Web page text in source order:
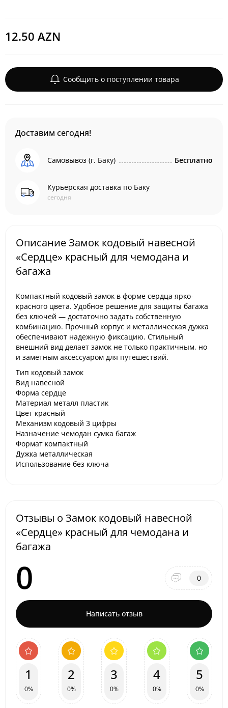
12.50 AZN
Сообщить о поступлении товара
Доставим сегодня!
Самовывоз (г. Баку) Бесплатно
Курьерская доставка по Баку
сегодня
Описание Замок кодовый навесной
«Сердце» красный для чемодана и
багажа
Компактный кодовый замок в форме сердца ярко-
красного цвета. Удобное решение для защиты багажа
без ключей — достаточно задать собственную
комбинацию. Прочный корпус и металлическая дужка
обеспечивают надежную фиксацию. Стильный
внешний вид делает замок не только практичным, но
и заметным аксессуаром для путешествий.
Тип кодовый замок
Вид навесной
Форма сердце
Материал металл пластик
Цвет красный
Механизм кодовый 3 цифры
Назначение чемодан сумка багаж
Формат компактный
Дужка металлическая
Использование без ключа
Отзывы о Замок кодовый навесной
«Сердце» красный для чемодана и
багажа
0 0
Написать отзыв
1
0%
2
0%
3
0%
4
0%
5
0%